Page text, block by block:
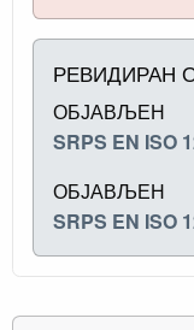
РЕВИДИРАН
ОБЈАВЉЕН
SRPS EN ISO
ОБЈАВЉЕН
SRPS EN ISO